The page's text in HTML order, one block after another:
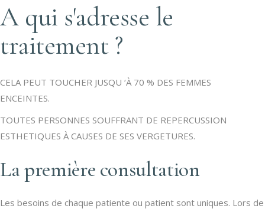
A qui s'adresse le
traitement ?
CELA PEUT TOUCHER JUSQU ‘À 70 % DES FEMMES
ENCEINTES.
TOUTES PERSONNES SOUFFRANT DE REPERCUSSION
ESTHETIQUES À CAUSES DE SES VERGETURES.
La première consultation
Les besoins de chaque patiente ou patient sont uniques. Lors de